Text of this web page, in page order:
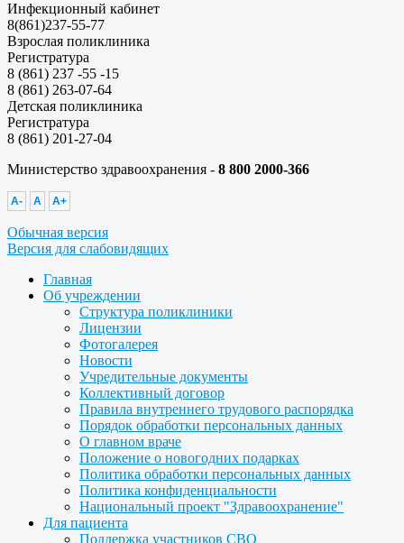
Инфекционный кабинет
8(861)237-55-77
Взрослая поликлиника
Регистратура
8 (861) 237 -55 -15
8 (861) 263-07-64
Детская поликлиника
Регистратура
8 (861) 201-27-04
Министерство здравоохранения - 8 800 2000-366
A- A A+
Обычная версия
Версия для слабовидящих
Главная
Об учреждении
Структура поликлиники
Лицензии
Фотогалерея
Новости
Учредительные документы
Коллективный договор
Правила внутреннего трудового распорядка
Порядок обработки персональных данных
О главном враче
Положение о новогодних подарках
Политика обработки персональных данных
Политика конфиденциальности
Национальный проект "Здравоохранение"
Для пациента
Поддержка участников СВО